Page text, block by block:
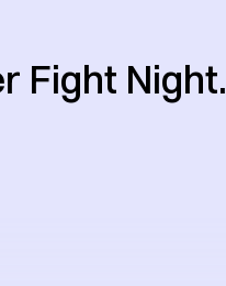
Fight Night.